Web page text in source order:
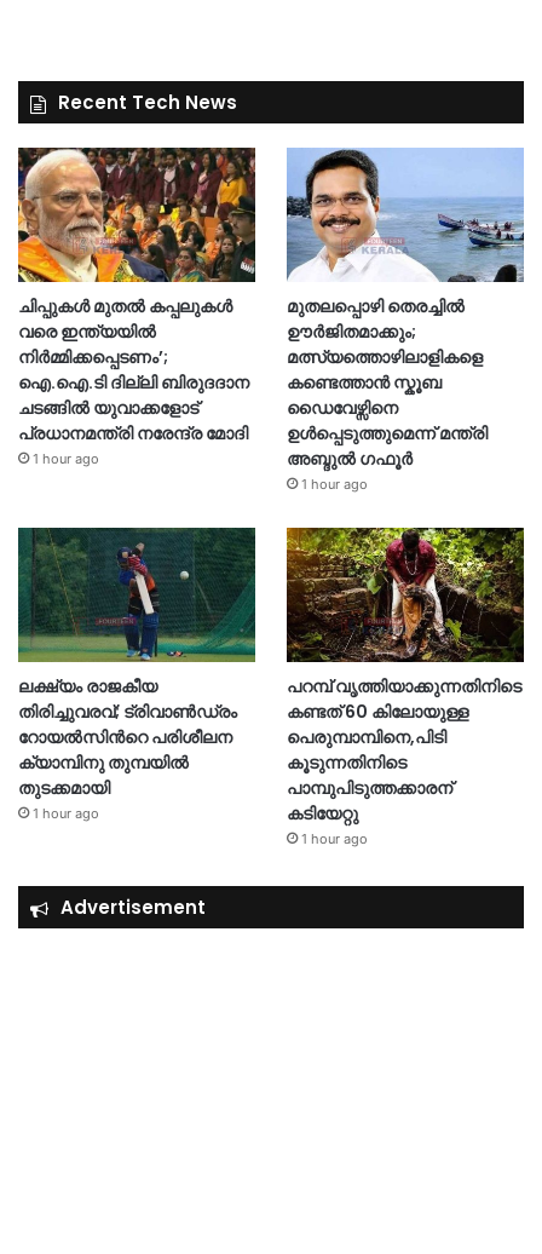
Recent Tech News
ചിപ്പുകൾ മുതൽ കപ്പലുകൾ
വരെ ഇന്ത്യയിൽ
നിർമ്മിക്കപ്പെടണം’;
ഐ.ഐ.ടി ദില്ലി ബിരുദദാന
ചടങ്ങിൽ യുവാക്കളോട്
പ്രധാനമന്ത്രി നരേന്ദ്ര മോദി
1 hour ago
മുതലപ്പൊഴി തെരച്ചിൽ
ഊർജിതമാക്കും;
മത്സ്യത്തൊഴിലാളികളെ
കണ്ടെത്താൻ സ്കൂബ
ഡൈവേഴ്സിനെ
ഉൾപ്പെടുത്തുമെന്ന് മന്ത്രി
അബ്ദുൽ ഗഫൂർ
1 hour ago
ലക്ഷ്യം രാജകീയ
തിരിച്ചുവരവ്; ട്രിവാൺഡ്രം
റോയൽസിന്‍റെ പരിശീലന
ക്യാമ്പിനു തുമ്പയില്‍
തുടക്കമായി
1 hour ago
പറമ്പ് വൃത്തിയാക്കുന്നതിനിടെ
കണ്ടത് 60 കിലോയുള്ള
പെരുമ്പാമ്പിനെ,പിടി
കൂടുന്നതിനിടെ
പാമ്പുപിടുത്തക്കാരന്
കടിയേറ്റു
1 hour ago
Advertisement